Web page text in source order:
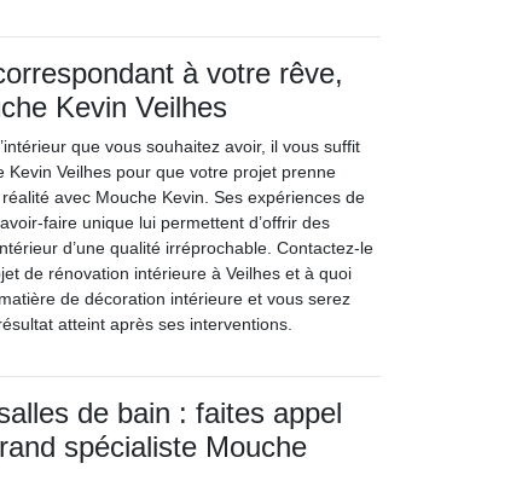
à votre rêve,
Kevin Veilhes
que vous souhaitez avoir, il vous suffit
Kevin Veilhes pour que votre projet prenne
avec Mouche Kevin. Ses expériences de
faire unique lui permettent d’offrir des
d’une qualité irréprochable. Contactez-le
de rénovation intérieure à Veilhes et à quoi
de décoration intérieure et vous serez
atteint après ses interventions.
de bain : faites appel
spécialiste Mouche